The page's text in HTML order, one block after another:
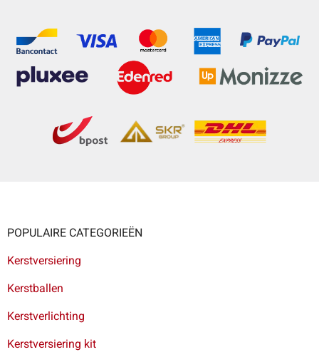
POPULAIRE CATEGORIEËN
Kerstversiering
Kerstballen
Kerstverlichting
Kerstversiering kit